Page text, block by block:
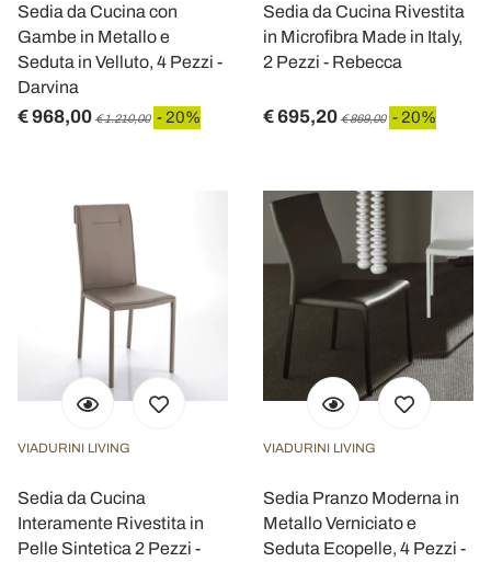
Sedia da Cucina con
Gambe in Metallo e
Seduta in Velluto, 4 Pezzi -
Darvina
€ 968,00 € 1.210,00 - 20%
Sedia da Cucina Rivestita
in Microfibra Made in Italy,
2 Pezzi - Rebecca
€ 695,20 € 869,00 - 20%
VIADURINI LIVING
Sedia da Cucina
Interamente Rivestita in
Pelle Sintetica 2 Pezzi -
VIADURINI LIVING
Sedia Pranzo Moderna in
Metallo Verniciato e
Seduta Ecopelle, 4 Pezzi -